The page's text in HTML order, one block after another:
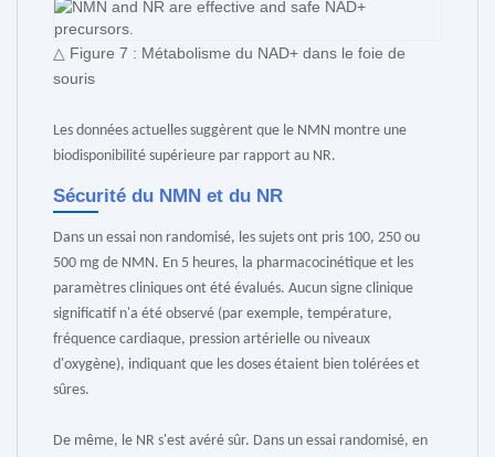
△ Figure 7 : Métabolisme du NAD+ dans le foie de
souris
Les données actuelles suggèrent que le NMN montre une
biodisponibilité supérieure par rapport au NR.
Sécurité du NMN et du NR
Dans un essai non randomisé, les sujets ont pris 100, 250 ou
500 mg de NMN. En 5 heures, la pharmacocinétique et les
paramètres cliniques ont été évalués. Aucun signe clinique
significatif n'a été observé (par exemple, température,
fréquence cardiaque, pression artérielle ou niveaux
d'oxygène), indiquant que les doses étaient bien tolérées et
sûres.
De même, le NR s'est avéré sûr. Dans un essai randomisé, en